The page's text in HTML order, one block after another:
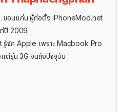
. ขอนแก่น ผู้ก่อตั้ง iPhoneMod.net
ปี 2009
จัก ​Apple เพราะ Macbook Pro
ต่รุ่น 3G จนถึงปัจจุบัน